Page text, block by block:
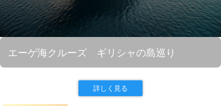
エーゲ海クルーズ ギリシャの島巡り
詳しく見る